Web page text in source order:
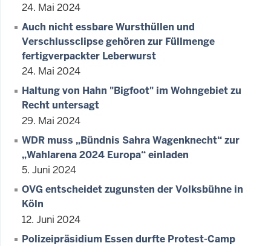
24. Mai 2024
Auch nicht essbare Wursthüllen und
Verschlussclipse gehören zur Füllmenge
fertigverpackter Leberwurst
24. Mai 2024
Haltung von Hahn "Bigfoot" im Wohngebiet zu
Recht untersagt
29. Mai 2024
WDR muss „Bündnis Sahra Wagenknecht“ zur
„Wahlarena 2024 Europa“ einladen
5. Juni 2024
OVG entscheidet zugunsten der Volksbühne in
Köln
12. Juni 2024
Polizeipräsidium Essen durfte Protest-Camp